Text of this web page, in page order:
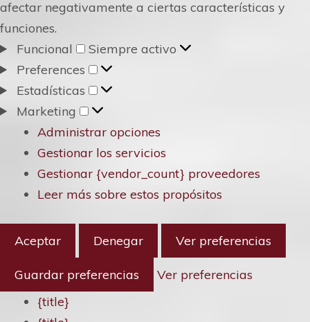
afectar negativamente a ciertas características y
funciones.
Funcional
Funcional
Siempre activo
Preferences
Preferences
Estadísticas
Estadísticas
Marketing
Marketing
Administrar opciones
Gestionar los servicios
Gestionar {vendor_count} proveedores
Leer más sobre estos propósitos
Aceptar Denegar Ver preferencias
Guardar preferencias
Ver preferencias
{title}